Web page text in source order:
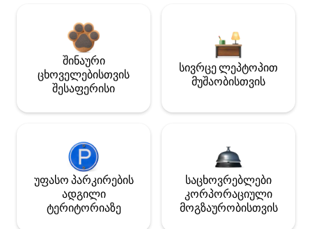
შინაური
ცხოველებისთვის
შესაფერისი
სივრცე ლეპტოპით
მუშაობისთვის
უფასო პარკირების
ადგილი
ტერიტორიაზე
საცხოვრებლები
კორპორაციული
მოგზაურობისთვის